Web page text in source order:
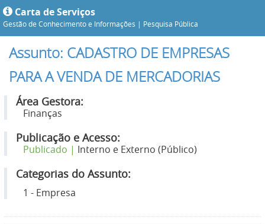
Carta de Serviços
Gestão de Conhecimento e Informações | Pesquisa Pública
Assunto: CADASTRO DE EMPRESAS
PARA A VENDA DE MERCADORIAS
Área Gestora:
Finanças
Publicação e Acesso:
Publicado | Interno e Externo (Público)
Categorias do Assunto:
1 - Empresa